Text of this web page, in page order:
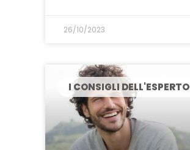
26/10/2023
I CONSIGLI DELL'ESPERTO